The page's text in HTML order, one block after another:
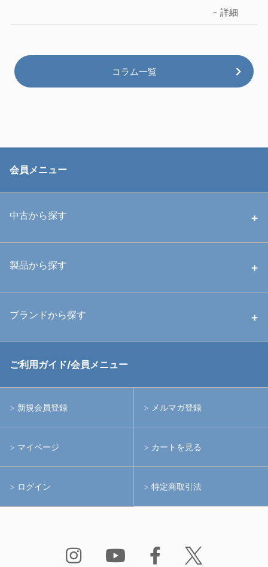
詳細
コラム一覧
会員メニュー
中古から探す
中古ハウジング
中古アームシステム
製品から探す
ハウジング
水中用品
ブランドから探す
RGBlue
イノン
フィッシュアイ
ご利用ガイド/会員メニュー
新規会員登録 メルマガ登録
マイページ カートを見る
ログイン 特定商取引法